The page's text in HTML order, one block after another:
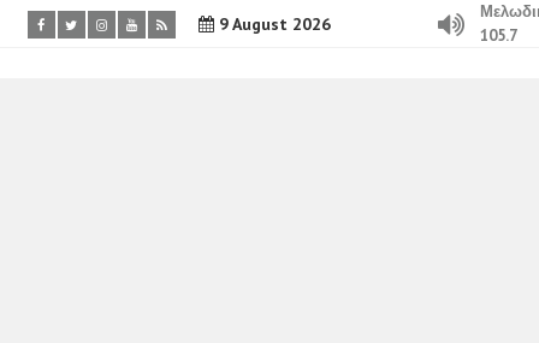
9 August 2026
105.7